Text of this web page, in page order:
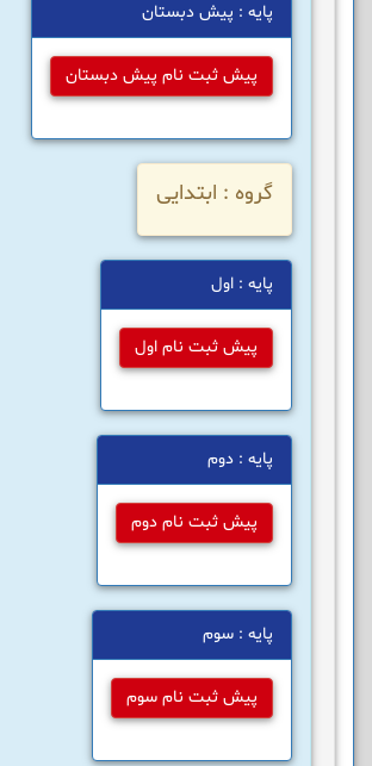
پایه : پیش دبستان
پیش ثبت نام پیش دبستان
گروه : ابتدایی
پایه : اول
پیش ثبت نام اول
پایه : دوم
پیش ثبت نام دوم
پایه : سوم
پیش ثبت نام سوم